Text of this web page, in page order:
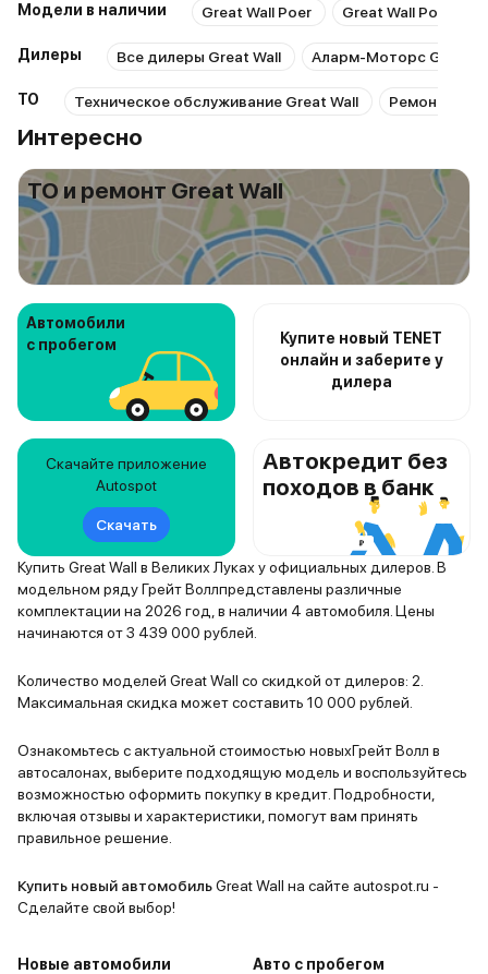
Модели в наличии Great Wall Poer Great Wall Poer
Дилеры Все дилеры Great Wall Аларм-Моторс Great
ТО Техническое обслуживание Great Wall Ремонт
Интересно
ТО и ремонт Great Wall
Автомобили
с пробегом
Купите новый TENET
онлайн и заберите у
дилера
Скачайте приложение
Autospot
Скачать
Автокредит без
походов в банк
Купить Great Wall в Великих Луках у официальных дилеров. В
модельном ряду Грейт Воллпредставлены различные
комплектации на 2026 год, в наличии 4 автомобиля. Цены
начинаются от 3 439 000 рублей.
Количество моделей Great Wall со скидкой от дилеров: 2.
Максимальная скидка может составить 10 000 рублей.
Ознакомьтесь с актуальной стоимостью новыхГрейт Волл в
автосалонах, выберите подходящую модель и воспользуйтесь
возможностью оформить покупку в кредит. Подробности,
включая отзывы и характеристики, помогут вам принять
правильное решение.
Купить новый автомобильGreat Wall на сайте autospot.ru -
Сделайте свой выбор!
Новые автомобили
Авто с пробегом